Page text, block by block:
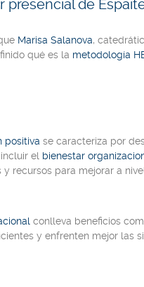
presencial de
Marisa Salanova,
qué es la metodología
positiva se caracteriza por
el bienestar
recursos para mejorar a
conlleva beneficios
y enfrenten mejor las